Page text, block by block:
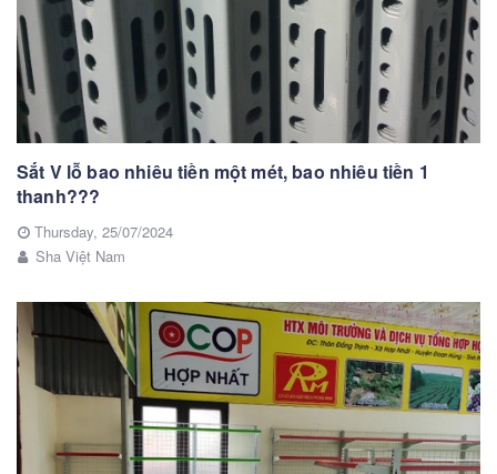
Sắt V lỗ bao nhiêu tiền một mét, bao nhiêu tiền 1
thanh???
Thursday, 25/07/2024
Sha Việt Nam